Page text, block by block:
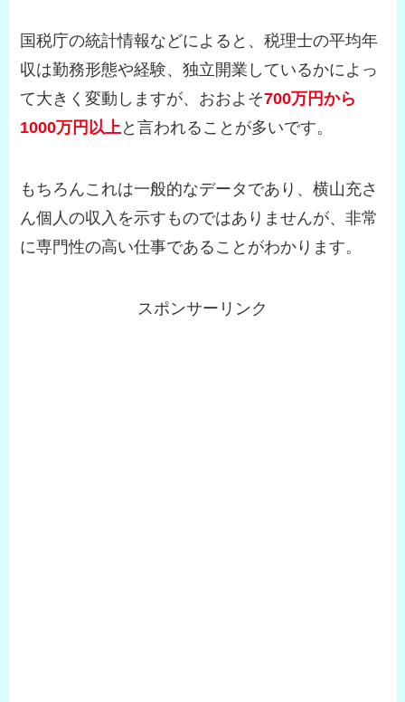
国税庁の統計情報などによると、税理士の平均年
収は勤務形態や経験、独立開業しているかによっ
て大きく変動しますが、おおよそ700万円から
1000万円以上と言われることが多いです。
もちろんこれは一般的なデータであり、横山充さ
ん個人の収入を示すものではありませんが、非常
に専門性の高い仕事であることがわかります。
スポンサーリンク